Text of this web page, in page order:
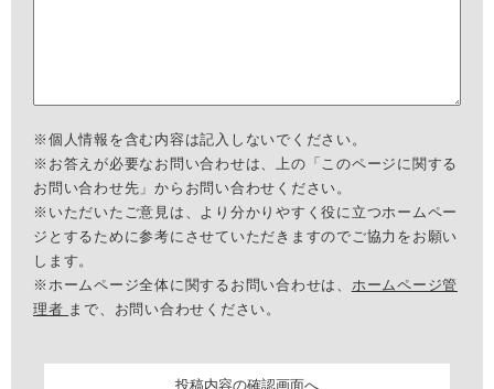
※個人情報を含む内容は記入しないでください。
※お答えが必要なお問い合わせは、上の「このページに関する
お問い合わせ先」からお問い合わせください。
※いただいたご意見は、より分かりやすく役に立つホームペー
ジとするために参考にさせていただきますのでご協力をお願い
します。
※ホームページ全体に関するお問い合わせは、 ホームページ管
理者 まで、お問い合わせください。